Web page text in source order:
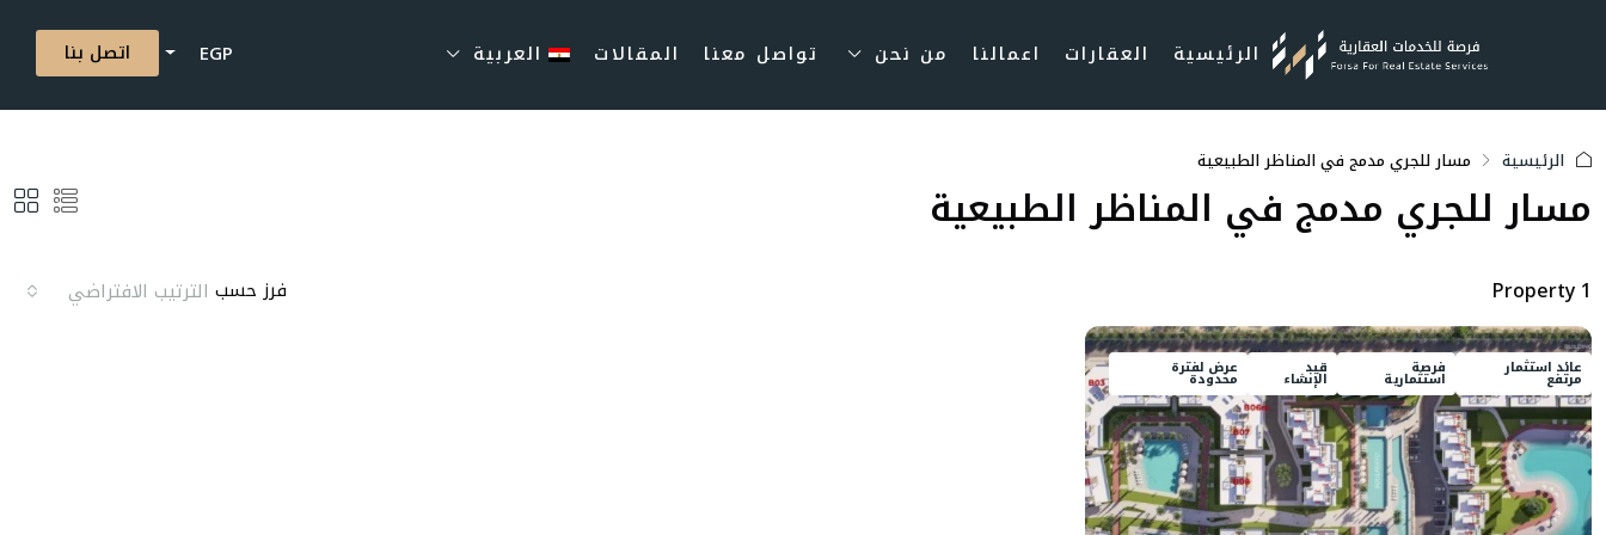
الرئيسية العقارات اعمالنا من نحن تواصل معنا المقالات العربية EGP اتصل بنا
الرئيسية مسار للجري مدمج في المناظر الطبيعية
مسار للجري مدمج في المناظر الطبيعية
1 Property فرز حسب الترتيب الافتراضي
عائد استثمار
مرتفع
فرصة
استثمارية
قيد
الإنشاء
عرض لفترة
محدودة